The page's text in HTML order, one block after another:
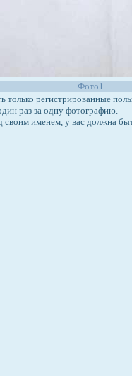
Фото1
только регистрированные
раз за одну фотографию.
именем, у вас должна